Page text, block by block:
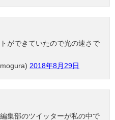
ができていたので光の速さで
2018年8月29日
集部のツイッターが私の中で